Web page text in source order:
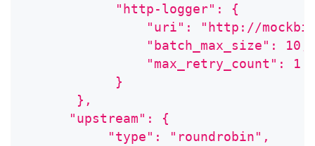
            "http-logger": {
"uri": "http://
                "batch_max_size": 10,
                "max_retry_count": 1
            }
       },
      "upstream": {
           "type": "roundrobin",